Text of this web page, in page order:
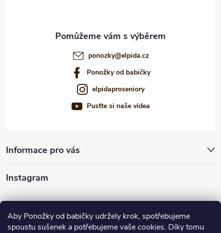
Aby Ponožky od babičky udržely krok, spotřebujeme
spoustu sušenek a potřebujeme vaše cookies. Díky tomu
ponozky@elpida.cz
Ponožky od babičky
elpidaproseniory
Pusťte si naše videa
Informace pro vás
Instagram